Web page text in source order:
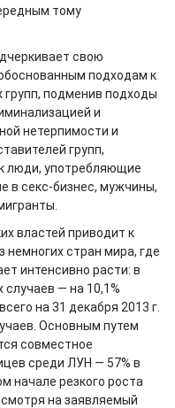
тому
свою
подходам к
подменив подходы
и
нетерпимости и
групп,
люди, употребляющие
в секс-бизнес, мужчины,
властей приводит к
немногих стран мира, где
интенсивно расти: в
случаев — на 10,1%
на 31 декабря 2013 г.
Основным путем
совместное
среди ЛУН — 57% в
начале резкого роста
на заявляемый